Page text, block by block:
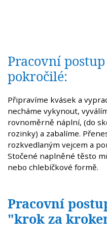
Pracovní
pokročilé:
Připravíme kvásek a
necháme vykynout,
rovnoměrně náplní, (do
rozinky) a zabalíme.
rozkvedlaným vejcem a
Stočené naplněné těsto
nebo chlebíčkové formě.
Pracovní
"krok za